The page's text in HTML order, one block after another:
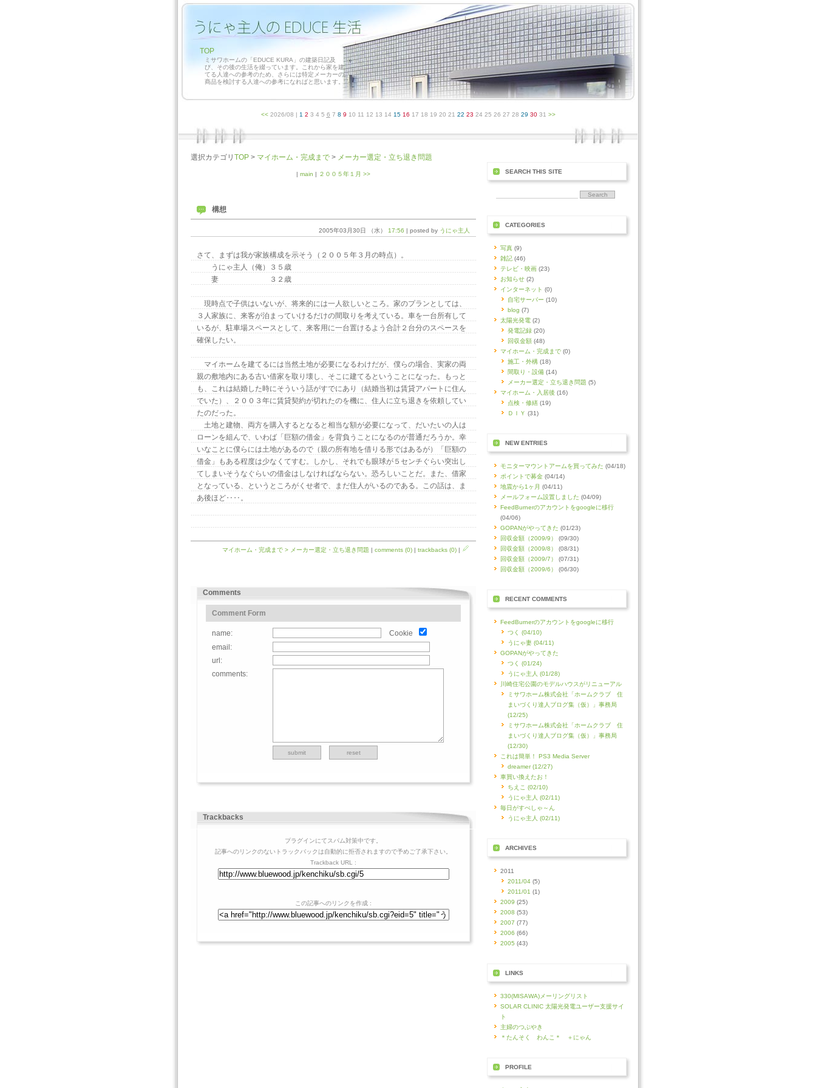
TOP
ミサワホームの「EDUCE KURA」の建築日記及
び、その後の生活を綴っています。これから家を建
てる人達への参考のため、さらには特定メーカーの
商品を検討する人達への参考になればと思います。
<< 2026/08 | 1 2 3 4 5 6 7 8 9 10 11 12 13 14 15 16 17 18 19 20 21 22 23 24 25 26 27 28 29 30 31 >>
選択カテゴリ TOP > マイホーム・完成まで > メーカー選定・立ち退き問題
| main | ２００５年１月 >>
構想
2005年03月30日 （水） 17:56 | posted by うにゃ主人
さて、まずは我が家族構成を示そう（２００５年３月の時点）。
うにゃ主人（俺）３５歳
妻 ３２歳
現時点で子供はいないが、将来的には一人欲しいところ。家のプランとしては、
３人家族に、来客が泊まっていけるだけの間取りを考えている。車を一台所有して
いるが、駐車場スペースとして、来客用に一台置けるよう合計２台分のスペースを
確保したい。
マイホームを建てるには当然土地が必要になるわけだが、僕らの場合、実家の両
親の敷地内にある古い借家を取り壊し、そこに建てるということになった。もっと
も、これは結婚した時にそういう話がすでにあり（結婚当初は賃貸アパートに住ん
でいた）、２００３年に賃貸契約が切れたのを機に、住人に立ち退きを依頼してい
たのだった。
土地と建物、両方を購入するとなると相当な額が必要になって、だいたいの人は
ローンを組んで、いわば「巨額の借金」を背負うことになるのが普通だろうか。幸
いなことに僕らには土地があるので（親の所有地を借りる形ではあるが）「巨額の
借金」もある程度は少なくてすむ。しかし、それでも眼球が５センチぐらい突出し
てしまいそうなぐらいの借金はしなければならない。恐ろしいことだ。また、借家
となっている、というところがくせ者で、まだ住人がいるのである。この話は、ま
あ後ほど‥‥。
マイホーム・完成まで > メーカー選定・立ち退き問題 | comments (0) | trackbacks (0) |
Comments
Comment Form
name:
Cookie
email:
url:
comments:
Trackbacks
プラグインにてスパム対策中です。
記事へのリンクのないトラックバックは自動的に拒否されますので予めご了承下さい。
Trackback URL :
この記事へのリンクを作成 :
SEARCH THIS SITE
CATEGORIES
写真 (9)
雑記 (46)
テレビ・映画 (23)
お知らせ (2)
インターネット (0)
自宅サーバー (10)
blog (7)
太陽光発電 (2)
発電記録 (20)
回収金額 (48)
マイホーム・完成まで (0)
施工・外構 (18)
間取り・設備 (14)
メーカー選定・立ち退き問題 (5)
マイホーム・入居後 (16)
点検・修繕 (19)
ＤＩＹ (31)
NEW ENTRIES
モニターマウントアームを買ってみた (04/18)
ポイントで募金 (04/14)
地震から1ヶ月 (04/11)
メールフォーム設置しました (04/09)
FeedBurnerのアカウントをgoogleに移行
(04/06)
GOPANがやってきた (01/23)
回収金額（2009/9）
(09/30)
回収金額（2009/8）
(08/31)
回収金額（2009/7）
(07/31)
回収金額（2009/6）
(06/30)
RECENT COMMENTS
FeedBurnerのアカウントをgoogleに移行
つく (04/10)
うにゃ妻 (04/11)
GOPANがやってきた
つく (01/24)
うにゃ主人 (01/28)
川崎住宅公園のモデルハウスがリニューアル
ミサワホーム株式会社「ホームクラブ 住
まいづくり達人ブログ集（仮）」事務局
(12/25)
ミサワホーム株式会社「ホームクラブ 住
まいづくり達人ブログ集（仮）」事務局
(12/30)
これは簡単！ PS3 Media Server
dreamer (12/27)
車買い換えたお！
ちえこ (02/10)
うにゃ主人 (02/11)
毎日がすぺしゃ～ん
うにゃ主人 (02/11)
ARCHIVES
2011
2011/04 (5)
2011/01 (1)
2009 (25)
2008 (53)
2007 (77)
2006 (66)
2005 (43)
LINKS
330(MISAWA)メーリングリスト
SOLAR CLINIC 太陽光発電ユーザー支援サイ
ト
主婦のつぶやき
＊たんそく わんこ＊ ＋にゃん
PROFILE